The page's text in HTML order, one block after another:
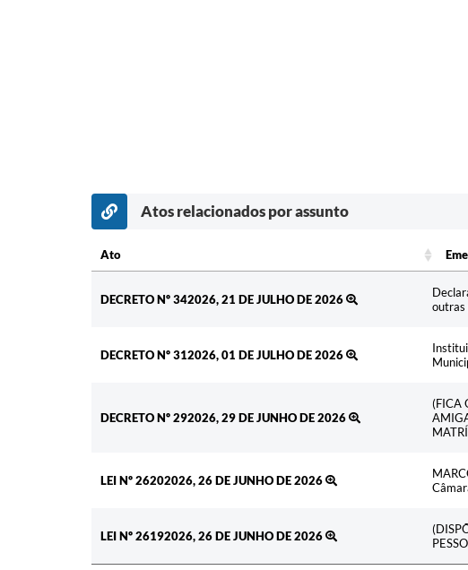
Atos relacionados por assunto
Ato
DECRETO Nº 342026, 21 DE JULHO DE 2026
outras
DECRETO Nº 312026, 01 DE JULHO DE 2026
DECRETO Nº 292026, 29 DE JUNHO DE 2026
(FICA
LEI Nº 26202026, 26 DE JUNHO DE 2026
LEI Nº 26192026, 26 DE JUNHO DE 2026